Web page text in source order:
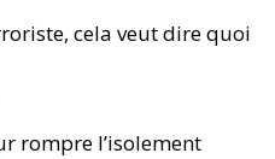
cela veut dire quoi
rompre l’isolement